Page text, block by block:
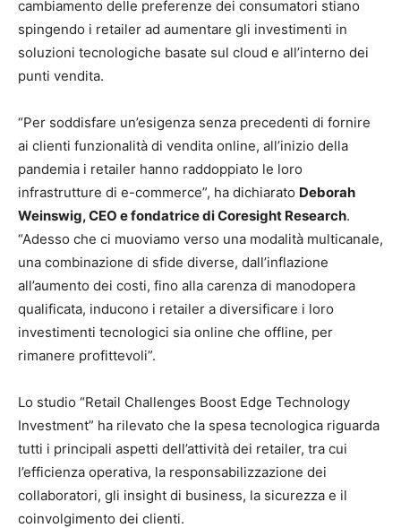
cambiamento delle preferenze dei consumatori stiano
spingendo i retailer ad aumentare gli investimenti in
soluzioni tecnologiche basate sul cloud e all’interno dei
punti vendita.
“Per soddisfare un’esigenza senza precedenti di fornire
ai clienti funzionalità di vendita online, all’inizio della
pandemia i retailer hanno raddoppiato le loro
infrastrutture di e-commerce”, ha dichiarato Deborah
Weinswig, CEO e fondatrice di Coresight Research.
“Adesso che ci muoviamo verso una modalità multicanale,
una combinazione di sfide diverse, dall’inflazione
all’aumento dei costi, fino alla carenza di manodopera
qualificata, inducono i retailer a diversificare i loro
investimenti tecnologici sia online che offline, per
rimanere profittevoli”.
Lo studio “Retail Challenges Boost Edge Technology
Investment” ha rilevato che la spesa tecnologica riguarda
tutti i principali aspetti dell’attività dei retailer, tra cui
l’efficienza operativa, la responsabilizzazione dei
collaboratori, gli insight di business, la sicurezza e il
coinvolgimento dei clienti.